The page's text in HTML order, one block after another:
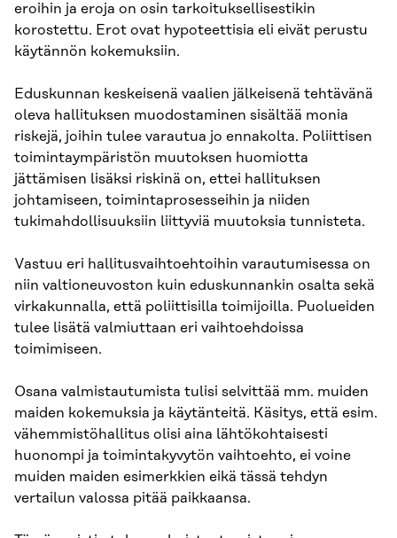
eroihin ja eroja on osin tarkoituksellisestikin
korostettu. Erot ovat hypoteettisia eli eivät perustu
käytännön kokemuksiin.
Eduskunnan keskeisenä vaalien jälkeisenä tehtävänä
oleva hallituksen muodostaminen sisältää monia
riskejä, joihin tulee varautua jo ennakolta. Poliittisen
toimintaympäristön muutoksen huomiotta
jättämisen lisäksi riskinä on, ettei hallituksen
johtamiseen, toimintaprosesseihin ja niiden
tukimahdollisuuksiin liittyviä muutoksia tunnisteta.
Vastuu eri hallitusvaihtoehtoihin varautumisessa on
niin valtioneuvos­ton kuin eduskunnankin osalta sekä
virkakunnalla, että poliittisilla toimi­joilla. Puolueiden
tulee lisätä valmiuttaan eri vaihtoehdoissa
toimimiseen.
Osana valmistautumista tulisi selvittää mm. muiden
maiden kokemuksia ja käytänteitä. Käsitys, että esim.
vähemmistöhallitus olisi aina lähtökohtai­sesti
huonompi ja toimintakyvytön vaihtoehto, ei voine
muiden maiden esimerkkien eikä tässä tehdyn
vertailun valossa pitää paikkaansa.